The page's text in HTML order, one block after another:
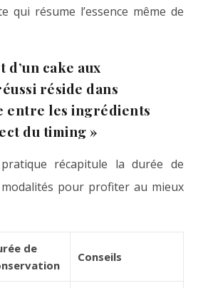
qui résume l’essence même de
d’un cake aux
réside dans
entre les ingrédients
du timing »
récapitule la durée de
pour profiter au mieux
de
Conseils